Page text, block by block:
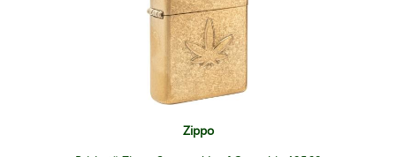
Zippo